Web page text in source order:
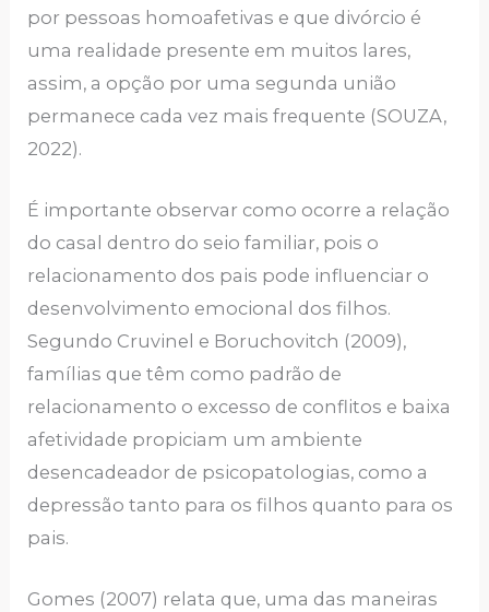
por pessoas homoafetivas e que divórcio é
uma realidade presente em muitos lares,
assim, a opção por uma segunda união
permanece cada vez mais frequente (SOUZA,
2022).
É importante observar como ocorre a relação
do casal dentro do seio familiar, pois o
relacionamento dos pais pode influenciar o
desenvolvimento emocional dos filhos.
Segundo Cruvinel e Boruchovitch (2009),
famílias que têm como padrão de
relacionamento o excesso de conflitos e baixa
afetividade propiciam um ambiente
desencadeador de psicopatologias, como a
depressão tanto para os filhos quanto para os
pais.
Gomes (2007) relata que, uma das maneiras